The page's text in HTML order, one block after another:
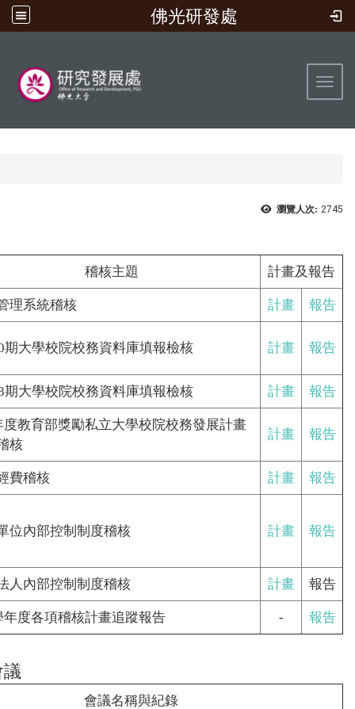
佛光研發處
瀏覽人次: 2745
稽核主題 計畫及報告
理系統稽核 計畫 報告
期大學校院校務資料庫填報檢核 計畫 報告
期大學校院校務資料庫填報檢核 計畫 報告
度教育部獎勵私立大學校院校務發展計畫
核
計畫 報告
費稽核 計畫 報告
位內部控制制度稽核 計畫 報告
人內部控制制度稽核 計畫 報告
年度各項稽核計畫追蹤報告 - 報告
會議名稱與紀錄